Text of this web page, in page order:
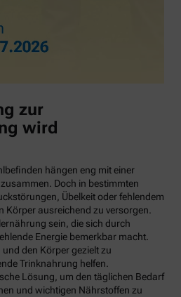
zur
wird
hängen eng mit einer
Doch in bestimmten
Übelkeit oder fehlendem
Körper ausreichend zu versorgen.
sein, die sich durch
Energie bemerkbar macht.
den Körper gezielt zu
Trinknahrung helfen.
Lösung, um den täglichen Bedarf
und wichtigen Nährstoffen zu